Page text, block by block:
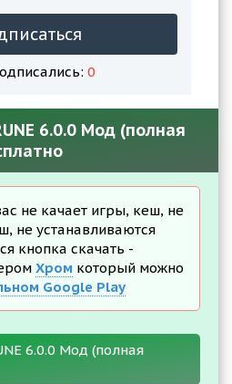
0
6.0.0 Мод (полная
не качает игры, кеш, не
не устанавливаются
кнопка скачать -
Хром который можно
Google Play
6.0.0 Мод (полная